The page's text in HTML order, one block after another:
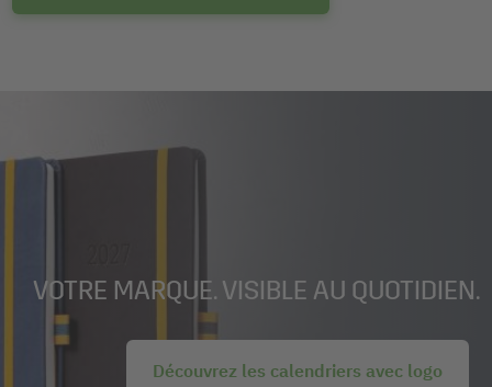
VOTRE MARQUE. VISIBLE AU QUOTIDIEN.
Découvrez les calendriers avec logo